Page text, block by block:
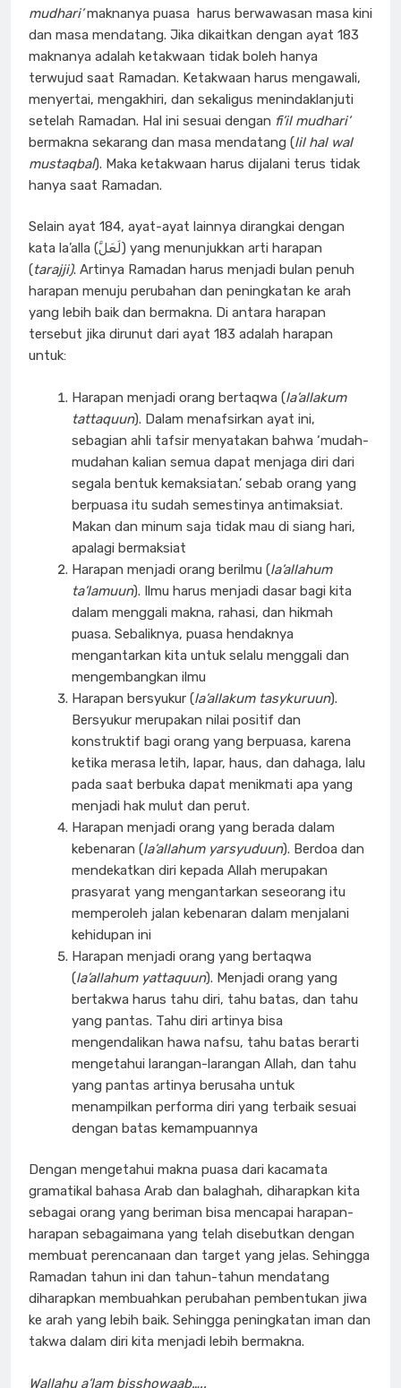
mudhari’maknanya puasa harus berwawasan masa kini
dan masa mendatang. Jika dikaitkan dengan ayat 183
maknanya adalah ketakwaan tidak boleh hanya
terwujud saat Ramadan. Ketakwaan harus mengawali,
menyertai, mengakhiri, dan sekaligus menindaklanjuti
setelah Ramadan. Hal ini sesuai dengan fi’il mudhari’
bermakna sekarang dan masa mendatang (lil hal wal
mustaqbal). Maka ketakwaan harus dijalani terus tidak
hanya saat Ramadan.
Selain ayat 184, ayat-ayat lainnya dirangkai dengan
kata la’alla (لَعَلَّ) yang menunjukkan arti harapan
(tarajji). Artinya Ramadan harus menjadi bulan penuh
harapan menuju perubahan dan peningkatan ke arah
yang lebih baik dan bermakna. Di antara harapan
tersebut jika dirunut dari ayat 183 adalah harapan
untuk:
Harapan menjadi orang bertaqwa (la’allakum
tattaquun). Dalam menafsirkan ayat ini,
sebagian ahli tafsir menyatakan bahwa ‘mudah-
mudahan kalian semua dapat menjaga diri dari
segala bentuk kemaksiatan.’ sebab orang yang
berpuasa itu sudah semestinya antimaksiat.
Makan dan minum saja tidak mau di siang hari,
apalagi bermaksiat
Harapan menjadi orang berilmu (la’allahum
ta’lamuun). Ilmu harus menjadi dasar bagi kita
dalam menggali makna, rahasi, dan hikmah
puasa. Sebaliknya, puasa hendaknya
mengantarkan kita untuk selalu menggali dan
mengembangkan ilmu
Harapan bersyukur (la’allakum tasykuruun).
Bersyukur merupakan nilai positif dan
konstruktif bagi orang yang berpuasa, karena
ketika merasa letih, lapar, haus, dan dahaga, lalu
pada saat berbuka dapat menikmati apa yang
menjadi hak mulut dan perut.
Harapan menjadi orang yang berada dalam
kebenaran (la’allahum yarsyuduun). Berdoa dan
mendekatkan diri kepada Allah merupakan
prasyarat yang mengantarkan seseorang itu
memperoleh jalan kebenaran dalam menjalani
kehidupan ini
Harapan menjadi orang yang bertaqwa
(la’allahum yattaquun). Menjadi orang yang
bertakwa harus tahu diri, tahu batas, dan tahu
yang pantas. Tahu diri artinya bisa
mengendalikan hawa nafsu, tahu batas berarti
mengetahui larangan-larangan Allah, dan tahu
yang pantas artinya berusaha untuk
menampilkan performa diri yang terbaik sesuai
dengan batas kemampuannya
Dengan mengetahui makna puasa dari kacamata
gramatikal bahasa Arab dan balaghah, diharapkan kita
sebagai orang yang beriman bisa mencapai harapan-
harapan sebagaimana yang telah disebutkan dengan
membuat perencanaan dan target yang jelas. Sehingga
Ramadan tahun ini dan tahun-tahun mendatang
diharapkan membuahkan perubahan pembentukan jiwa
ke arah yang lebih baik. Sehingga peningkatan iman dan
takwa dalam diri kita menjadi lebih bermakna.
Wallahu a’lam bisshowaab…..